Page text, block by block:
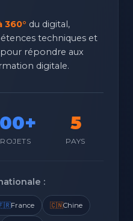
360° du digital,
techniques et
répondre aux
digitale.
5
PAYS
:
France 🇨🇳Chine